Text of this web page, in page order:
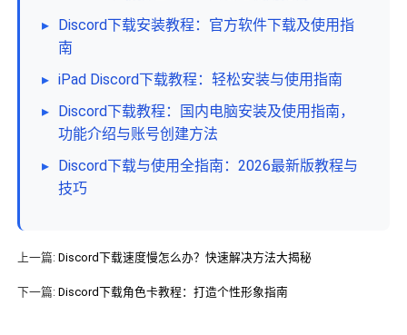
▸ Discord下载安装教程：官方软件下载及使用指
南
▸ iPad Discord下载教程：轻松安装与使用指南
▸ Discord下载教程：国内电脑安装及使用指南，
功能介绍与账号创建方法
▸ Discord下载与使用全指南：2026最新版教程与
技巧
上一篇: Discord下载速度慢怎么办？快速解决方法大揭秘
下一篇: Discord下载角色卡教程：打造个性形象指南